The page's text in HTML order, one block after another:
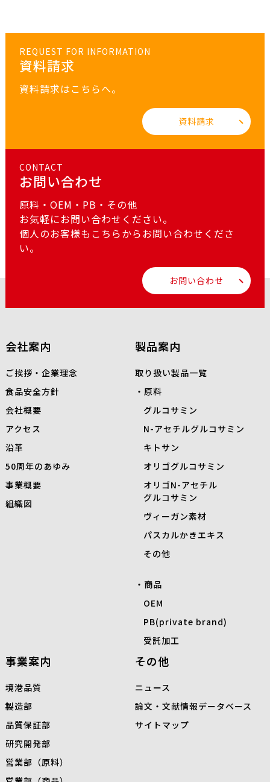
REQUEST FOR INFORMATION
資料請求
資料請求はこちらへ。
資料請求
CONTACT
お問い合わせ
原料・OEM・PB・その他
お気軽にお問い合わせください。
個人のお客様もこちらからお問い合わせくださ
い。
お問い合わせ
会社案内
ご挨拶・企業理念
食品安全方針
会社概要
アクセス
沿革
50周年のあゆみ
事業概要
組織図
製品案内
取り扱い製品一覧
原料
グルコサミン
N-アセチルグルコサミン
キトサン
オリゴグルコサミン
オリゴN-アセチル
グルコサミン
ヴィーガン素材
パスカルかきエキス
その他
商品
OEM
PB(private brand)
受託加工
事業案内
境港品質
製造部
品質保証部
研究開発部
営業部（原料）
その他
ニュース
論文・文献情報データベース
サイトマップ